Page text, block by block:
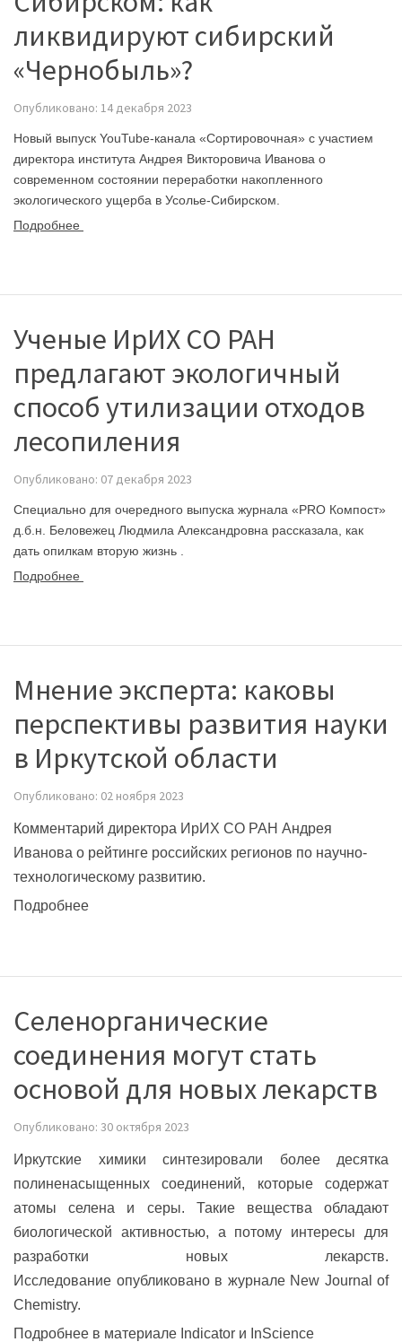
ликвидируют сибирский
«Чернобыль»?
Опубликовано: 14 декабря 2023
Новый выпуск YouTube-канала «Сортировочная» с участием
директора института Андрея Викторовича Иванова о
современном состоянии переработки накопленного
экологического ущерба в Усолье-Сибирском.
Подробнее
Ученые ИрИХ СО РАН
предлагают экологичный
способ утилизации отходов
лесопиления
Опубликовано: 07 декабря 2023
Специально для очередного выпуска журнала «PRO Компост»
д.б.н. Беловежец Людмила Александровна рассказала, как
дать опилкам вторую жизнь
Подробнее
Мнение эксперта: каковы
перспективы развития науки
в Иркутской области
Опубликовано: 02 ноября 2023
Комментарий директора ИрИХ СО РАН Андрея
Иванова о рейтинге российских регионов по научно-
технологическому развитию.
Подробнее
Селенорганические
соединения могут стать
основой для новых лекарств
Опубликовано: 30 октября 2023
Иркутские химики синтезировали более десятка
полиненасыщенных соединений, которые содержат
атомы селена и серы. Такие вещества обладают
биологической активностью, а потому интересы для
разработки новых лекарств.
Исследование опубликованов журнале New Journal of
Chemistry.
Подробнее в материале Indicator и InScience